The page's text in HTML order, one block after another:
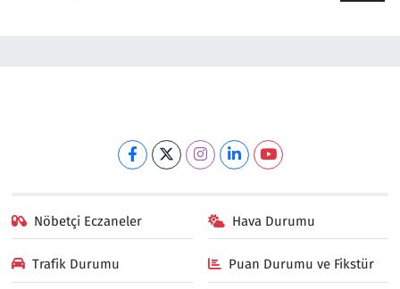
Nöbetçi Eczaneler Hava Durumu
Trafik Durumu Puan Durumu ve Fikstür